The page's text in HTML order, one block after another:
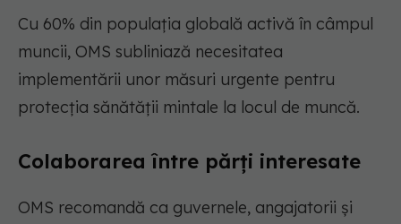
Cu 60% din populația globală activă în câmpul
muncii, OMS subliniază necesitatea
implementării unor măsuri urgente pentru
protecția sănătății mintale la locul de muncă.
Colaborarea între părți interesate
OMS recomandă ca guvernele, angajatorii și